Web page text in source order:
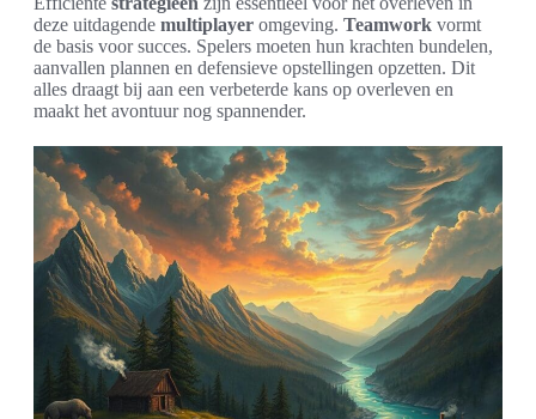
deze uitdagende multiplayer omgeving. Teamwork vormt
de basis voor succes. Spelers moeten hun krachten bundelen,
aanvallen plannen en defensieve opstellingen opzetten. Dit
alles draagt bij aan een verbeterde kans op overleven en
maakt het avontuur nog spannender.